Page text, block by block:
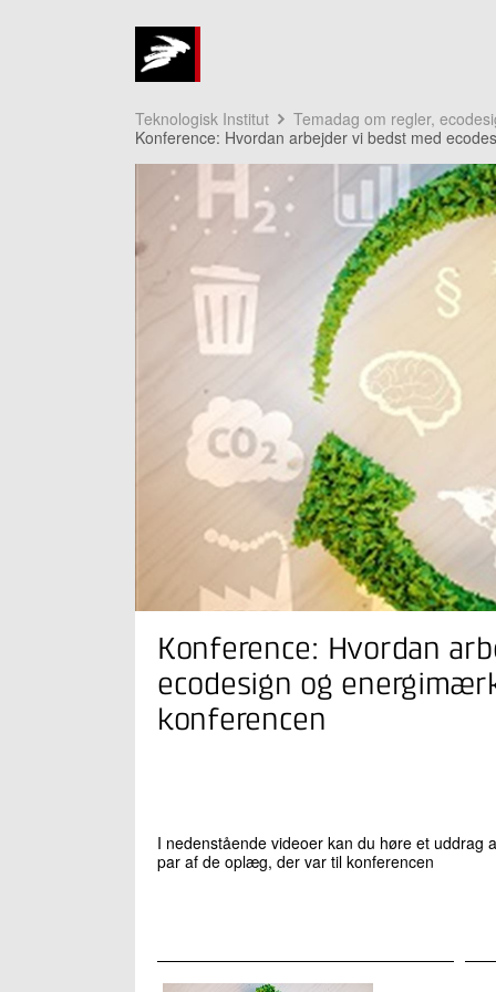
Teknologisk Institut
Temadag om regler,
Konference: Hvordan arbejder vi bedst med
Konference: Hvordan
ecodesign og
konferencen
I nedenstående videoer kan du høre et uddrag
par af de oplæg, der var til konferencen